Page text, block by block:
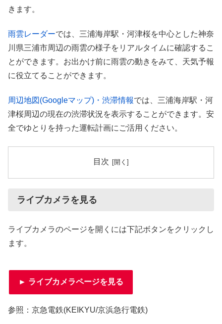
きます。
雨雲レーダーでは、三浦海岸駅・河津桜を中心とした神奈
川県三浦市周辺の雨雲の様子をリアルタイムに確認するこ
とができます。お出かけ前に雨雲の動きをみて、天気予報
に役立てることができます。
周辺地図(Googleマップ)・渋滞情報では、三浦海岸駅・河
津桜周辺の現在の渋滞状況を表示することができます。安
全でゆとりを持った運転計画にご活用ください。
目次
ライブカメラを見る
ライブカメラのページを開くには下記ボタンをクリックし
ます。
► ライブカメラページを見る
参照：京急電鉄(KEIKYU/京浜急行電鉄)